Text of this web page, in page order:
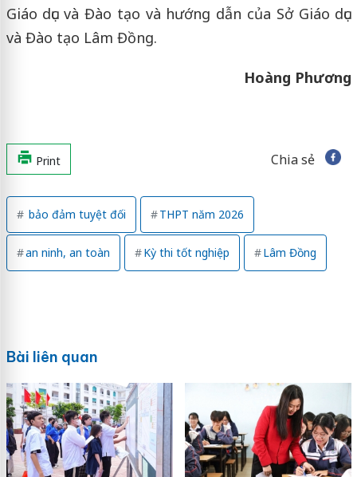
Giáo dục và Đào tạo và hướng dẫn của Sở Giáo dục
và Đào tạo Lâm Đồng.
Hoàng Phương
Print Chia sẻ
bảo đảm tuyệt đối THPT năm 2026
an ninh, an toàn Kỳ thi tốt nghiệp Lâm Đồng
Bài liên quan